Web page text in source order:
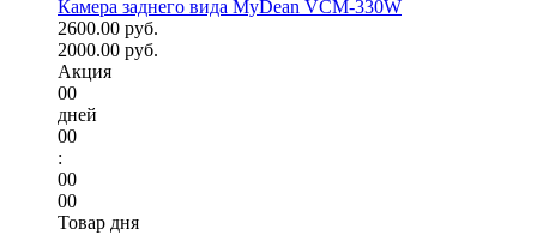
Камера заднего вида MyDean VCM-330W
2600.00 руб.
2000.00 руб.
Акция
00
дней
00
:
00
00
Товар дня